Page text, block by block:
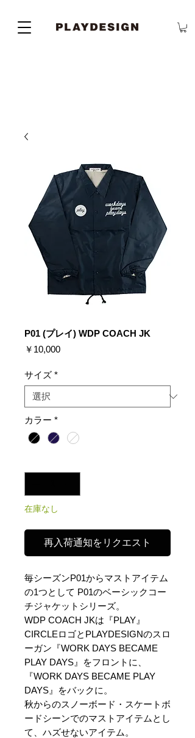
P01 (プレイ) WDP COACH JK
￥10,000価
サイズ *
カラー *
在庫なし
再入荷通知をリクエスト
毎シーズンP01からマストアイテム
の1つとして P01のベーシックコー
チジャケットシリーズ。
WDP COACH JKは『PLAY』
CIRCLEロゴとPLAYDESIGNのスロ
ーガン『WORK DAYS BECAME
PLAY DAYS』をフロントに、
『WORK DAYS BECAME PLAY
DAYS』をバックに。
秋からのスノーボード・スケートボ
ードシーンでのマストアイテムとし
て、ハズせないアイテム。